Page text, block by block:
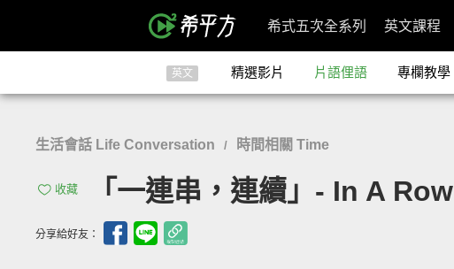
希式五次全系列 英文課程
英文 精選影片 片語俚語 專欄教學
生活會話 Life Conversation / 時間相關 Time
收藏 「一連串，連續」- In A Row
分享給好友：